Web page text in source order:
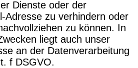
Dienste oder der
Adresse zu verhindern oder
zu können. In
liegt auch unser
an der Datenverarbeitung
f DSGVO.